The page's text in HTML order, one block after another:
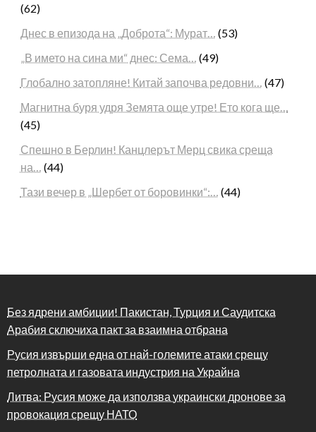
(62)
Днес в епизода на „Доброта“: Мурат… (53)
„В името на сина ми“ днес: Сема… (49)
Глобално затопляне! Китай започва редовни… (47)
Магнитна буря удря Земята още утре! Ето кога ще…
(45)
Спешно в Берлин! Канцлерът Мерц свика среща
на… (44)
Тази вечер в „Шербет от боровинки“:… (44)
Без ядрени амбиции! Пакистан, Турция и Саудитска
Арабия сключиха пакт за взаимна отбрана
Русия извърши една от най-големите атаки срещу
петролната и газовата индустрия на Украйна
Литва: Русия може да използва украински дронове за
провокация срещу НАТО